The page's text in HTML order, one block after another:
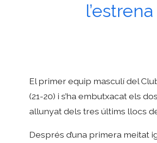
El primer equip masculí del
(21-20) i s’ha embutxacat els
allunyat dels tres últims llocs
Després d’una primera meitat